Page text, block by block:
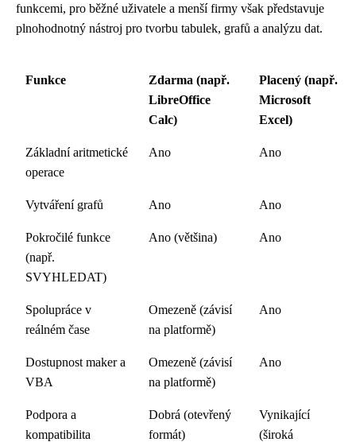
funkcemi, pro běžné uživatele a menší firmy však představuje
plnohodnotný nástroj pro tvorbu tabulek, grafů a analýzu dat.
Funkce
Zdarma (např.
LibreOffice
Calc)
Placený (např.
Microsoft
Excel)
Základní aritmetické
operace
Ano Ano
Vytváření grafů Ano Ano
Pokročilé funkce
(např.
SVYHLEDAT)
Ano (většina) Ano
Spolupráce v
reálném čase
Omezeně (závisí
na platformě)
Ano
Dostupnost maker a
VBA
Omezeně (závisí
na platformě)
Ano
Podpora a
kompatibilita
Dobrá (otevřený
formát)
Vynikající
(široká